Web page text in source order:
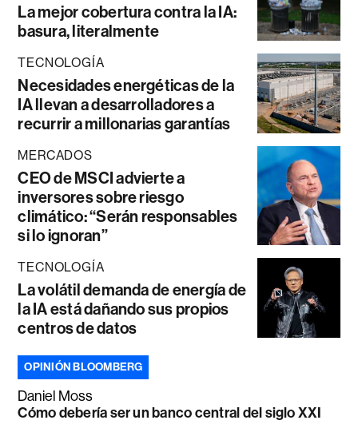
La mejor cobertura contra la IA:
basura, literalmente
TECNOLOGÍA
Necesidades energéticas de la
IA llevan a desarrolladores a
recurrir a millonarias garantías
MERCADOS
CEO de MSCI advierte a
inversores sobre riesgo
climático: “Serán responsables
si lo ignoran”
TECNOLOGÍA
La volátil demanda de energía de
la IA está dañando sus propios
centros de datos
OPINIÓN BLOOMBERG
Daniel Moss
Cómo debería ser un banco central del siglo XXI